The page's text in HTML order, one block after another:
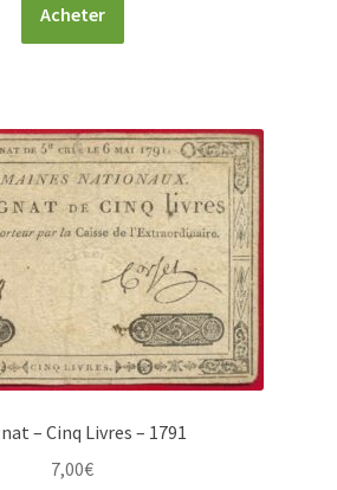
Acheter
– Cinq Livres – 1791
7,00€